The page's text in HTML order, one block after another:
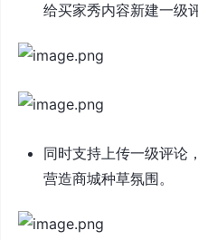
给买家秀内容新建一级
同时支持上传一级评论
营造商城种草氛围。